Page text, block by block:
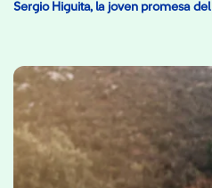
Sergio Higuita, la joven promesa